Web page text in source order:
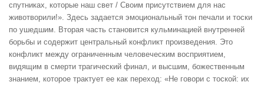
спутниках, которые наш свет / Своим присутствием для нас
животворили!». Здесь задается эмоциональный тон печали и тоски
по ушедшим. Вторая часть становится кульминацией внутренней
борьбы и содержит центральный конфликт произведения. Это
конфликт между ограниченным человеческим восприятием,
видящим в смерти трагический финал, и высшим, божественным
знанием, которое трактует ее как переход: «Не говори с тоской: их